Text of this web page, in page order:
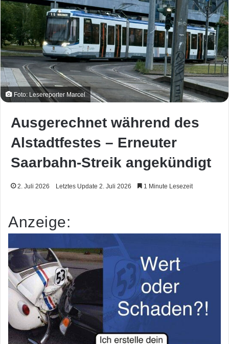
Foto: Lesereporter Marcel
Ausgerechnet während des
Alstadtfestes – Erneuter
Saarbahn-Streik angekündigt
2. Juli 2026 Letztes Update 2. Juli 2026 1 Minute Lesezeit
Anzeige: